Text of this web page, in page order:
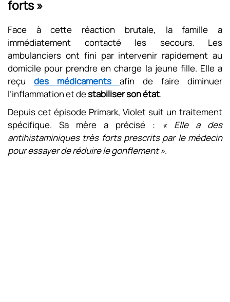
forts »
Face à cette réaction brutale, la famille a
immédiatement contacté les secours. Les
ambulanciers ont fini par intervenir rapidement au
domicile pour prendre en charge la jeune fille. Elle a
reçu des médicaments afin de faire diminuer
l’inflammation et destabiliser son état.
Depuis cet épisode Primark, Violet suit un traitement
spécifique. Sa mère a précisé : « Elle a des
antihistaminiques très forts prescrits par le médecin
pour essayer de réduire le gonflement ».